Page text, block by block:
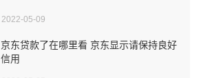
2022-05-09
京东贷款了在哪里看 京东显示请保持良好
信用